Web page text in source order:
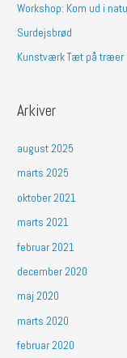
:
Workshop: Kom ud i
Surdejsbrød
Kunstværk Tæt på træer
Arkiver
august 2025
marts 2025
oktober 2021
marts 2021
februar 2021
december 2020
maj 2020
marts 2020
februar 2020